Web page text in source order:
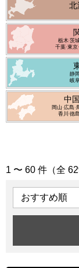
北
栃木 茨
千葉 東京
静岡
岐
中
岡山 広島
香川 徳島
「旬の味覚便」の
1 〜 60 件（全
表示順